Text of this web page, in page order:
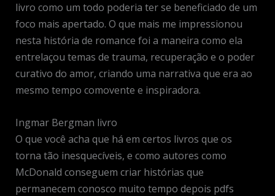
livro como um todo poderia ter se beneficiado de um
foco mais apertado. O que mais me impressionou
nesta história de romance foi a maneira como ela
entrelaçou temas de trauma, recuperação e o poder
curativo do amor, criando uma narrativa que era ao
mesmo tempo comovente e inspiradora.
Ingmar Bergman livro
O que você acha que há em certos livros que os
torna tão inesquecíveis, e como autores como
McDonald conseguem criar histórias que
permanecem conosco muito tempo depois pdfs